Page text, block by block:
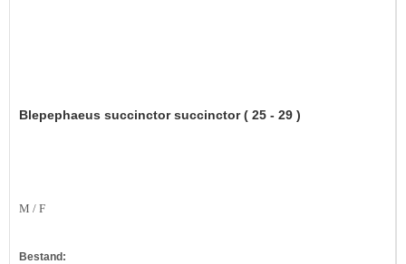
Blepephaeus succinctor succinctor ( 25 - 29 )
M / F
Bestand: